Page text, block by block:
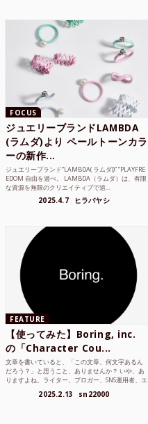
FOCUS
ジュエリーブランドLAMBDA
(ラムダ)より ペールトーンカラ
ーの新作...
ジュエリーブランド“LAMBDA( ラムダ))” “PLAYFRE
EDOM 自由を遊べ。 LAMBDA（ラムダ）は、有限
な資源を無限のクリエイティブで追...
2025.4.7 ヒラバヤシ
FEATURE
【使ってみた】Boring, inc.
の「Character Cou...
文章を書いていると、「この文章、何文字あるん
だろう？」と思うこと、ありませんか？ いや、あ
りますよね。ライター、ブロガー、SNS運用者、エ
2025.2.13 sn22000